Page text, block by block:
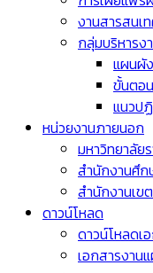
งานสารสนเ
กลุ่มบริหารง
แผนผั
ขั้นตอ
แนวป
หน่วยงานภายนอก
มหาวิทยาลัย
สำนักงานศึก
สำนักงานเข
ดาวน์โหลด
ดาวน์โหลดเ
เอกสารงาน